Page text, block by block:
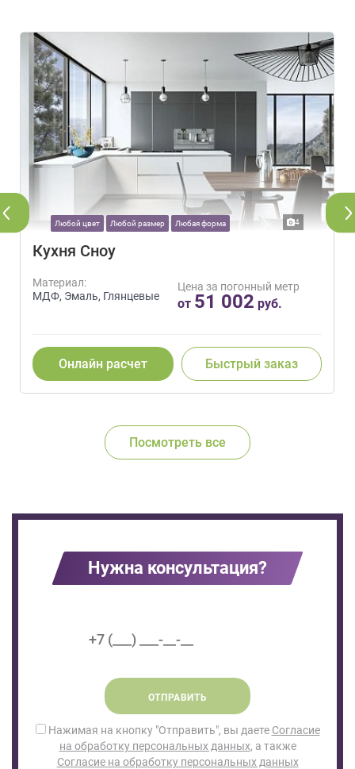
Любой цвет Любой размер Любая форма 4
Кухня Сноу
Материал:
МДФ, Эмаль, Глянцевые
Цена за погонный метр
от 51 002 руб.
Онлайн расчет Быстрый заказ
Посмотреть все
Нужна консультация?
ОТПРАВИТЬ
Нажимая на кнопку "Отправить", вы даете Согласие
на обработку персональных данных, а также
Согласие на обработку персональных данных